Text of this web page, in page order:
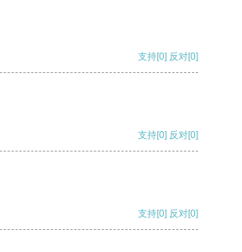
支持[0] 反对[0]
支持[0] 反对[0]
支持[0] 反对[0]